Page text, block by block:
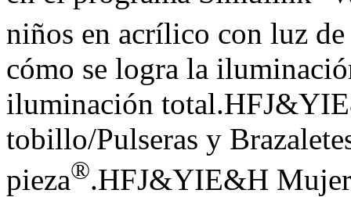
niños en acrílico con luz
cómo se logra la
iluminación
tobillo/Pulseras y
pieza®.HFJ&YIE&H